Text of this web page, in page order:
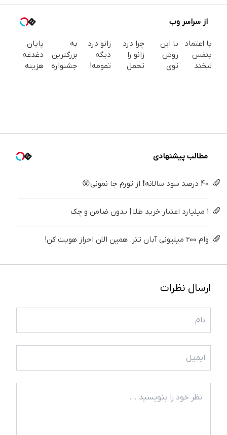
از سراسر وب
با اعتماد
بنفس
لبخند
با این
روش
توی
چرا درد
زانو را
تحمل
کن
زانو درد
دیگه
تمومه!
به
بزرگترین
جشنواره
پایان
دغدغه
هزینه
کننده
مطالب پیشنهادی
40 درصد سود سالانه❗ از تورم جا نمونی😲
۱ میلیارد اعتبار خرید طلا | بدون ضامن و چک
وام 200 میلیونی آبان تتر. همین الان احراز هویت کن!
ارسال نظرات